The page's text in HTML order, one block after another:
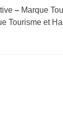
– Marque
Tourisme et